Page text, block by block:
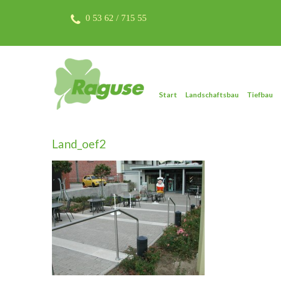
0 53 62 / 715 55
Start Landschaftsbau Tiefbau
Land_oef2